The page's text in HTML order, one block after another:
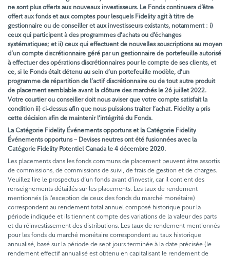
ne sont plus offerts aux nouveaux investisseurs. Le Fonds continuera d’être
offert aux fonds et aux comptes pour lesquels Fidelity agit à titre de
gestionnaire ou de conseiller et aux investisseurs existants, notamment : i)
ceux qui participent à des programmes d’achats ou d’échanges
systématiques; et ii) ceux qui effectuent de nouvelles souscriptions au moyen
d’un compte discrétionnaire géré par un gestionnaire de portefeuille autorisé
à effectuer des opérations discrétionnaires pour le compte de ses clients, et
ce, si le Fonds était détenu au sein d’un portefeuille modèle, d’un
programme de répartition de l’actif discrétionnaire ou de tout autre produit
de placement semblable avant la clôture des marchés le 26 juillet 2022.
Votre courtier ou conseiller doit nous aviser que votre compte satisfait la
condition ii) ci-dessus afin que nous puissions traiter l’achat. Fidelity a pris
cette décision afin de maintenir l’intégrité du Fonds.
La Catégorie Fidelity Événements opportuns et la Catégorie Fidelity
Événements opportuns – Devises neutres ont été fusionnées avec la
Catégorie Fidelity Potentiel Canada le 4 décembre 2020.
Les placements dans les fonds communs de placement peuvent être assortis
de commissions, de commissions de suivi, de frais de gestion et de charges.
Veuillez lire le prospectus d’un fonds avant d’investir, car il contient des
renseignements détaillés sur les placements. Les taux de rendement
mentionnés (à l’exception de ceux des fonds du marché monétaire)
correspondent au rendement total annuel composé historique pour la
période indiquée et ils tiennent compte des variations de la valeur des parts
et du réinvestissement des distributions. Les taux de rendement mentionnés
pour les fonds du marché monétaire correspondent au taux historique
annualisé, basé sur la période de sept jours terminée à la date précisée (le
rendement effectif annualisé est obtenu en capitalisant le rendement de